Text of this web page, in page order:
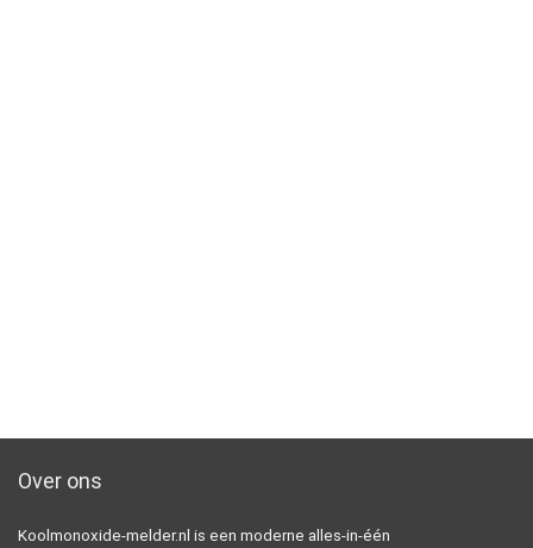
Over ons
Koolmonoxide-melder.nl is een moderne alles-in-één